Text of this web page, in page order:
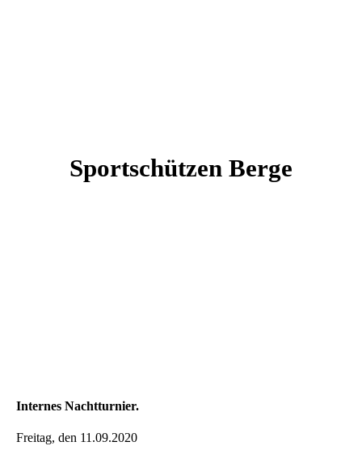
Sportschützen Berge
Internes Nachtturnier.
Freitag, den 11.09.2020